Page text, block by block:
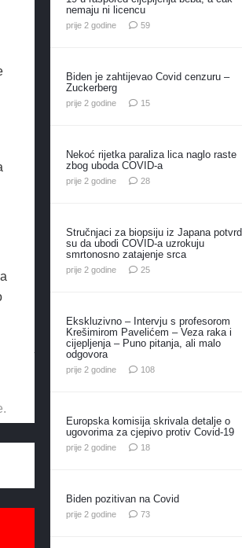
nemaju ni licencu
prije 2 godine 59komentara
Biden je zahtijevao Covid cenzuru –
Zuckerberg
prije 2 godine 15komentara
Nekoć rijetka paraliza lica naglo raste
zbog uboda COVID-a
prije 2 godine 28komentara
Stručnjaci za biopsiju iz Japana
su da ubodi COVID-a uzrokuju
smrtonosno zatajenje srca
prije 2 godine 25komentara
Ekskluzivno – Intervju s profesorom
Krešimirom Pavelićem – Veza raka i
cijepljenja – Puno pitanja, ali malo
odgovora
prije 2 godine 108komentara
Europska komisija skrivala detalje o
ugovorima za cjepivo protiv Covid-19
prije 2 godine 18komentara
Biden pozitivan na Covid
prije 2 godine 73komentara